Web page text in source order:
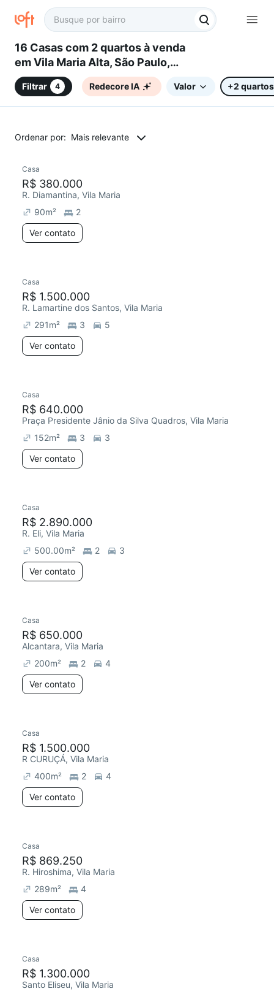
16 Casas com 2 quartos à venda
em Vila Maria Alta, São Paulo,
SP
Filtrar 4 Redecore IA Valor +2 quartos
Ordenar por: Mais relevante
Casa
R$ 380.000
R. Diamantina, Vila Maria
90m²
2
Ver contato
Casa
R$ 1.500.000
R. Lamartine dos Santos, Vila Maria
291m² 3
5
Ver contato
Casa
R$ 640.000
Praça Presidente Jânio da Silva Quadros, Vila Maria
152m² 3
3
Ver contato
Chegou este mês
Casa
R$ 2.890.000
R. Eli, Vila Maria
500.00m² 2
3
Ver contato
Casa
R$ 650.000
Alcantara, Vila Maria
200m² 2
4
Ver contato
Casa
R$ 1.500.000
R CURUÇÁ, Vila Maria
400m² 2
4
Ver contato
Casa
R$ 869.250
R. Hiroshima, Vila Maria
289m²
4
Ver contato
Casa
R$ 1.300.000
Santo Eliseu, Vila Maria